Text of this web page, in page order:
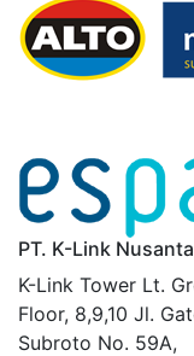
PT. K-Link
K-Link Tower Lt.
Floor, 8,9,10 Jl.
Subroto No. 59A,